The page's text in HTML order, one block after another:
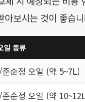
아보시는 것이 좋습
일 종류
순정 오일 (약 5~7L)
순정 오일 (약